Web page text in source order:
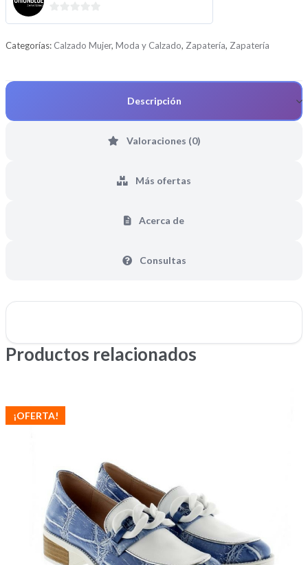
e
Categorías: Calzado Mujer, Moda y Calzado, Zapatería, Zapatería
Descripción
Valoraciones (0)
Más ofertas
Acerca de
Consultas
Productos relacionados
¡OFERTA!